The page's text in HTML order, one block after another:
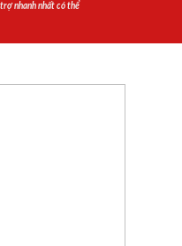
trợ nhanh nhất có thể